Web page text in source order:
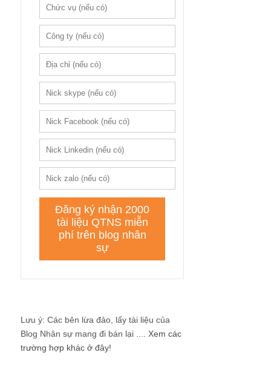
Lưu ý: Các bên lừa đảo, lấy tài liệu của
Blog Nhân sự mang đi bán lại .... Xem các
trường hợp khác ở đây!